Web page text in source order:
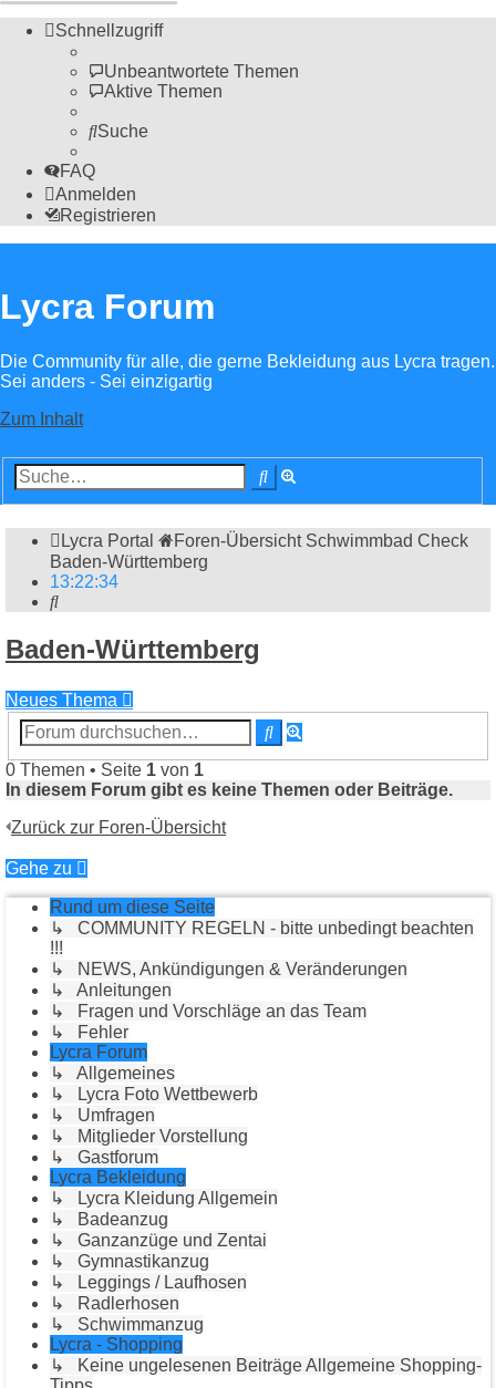
Schnellzugriff
Unbeantwortete Themen
Aktive Themen
Suche
FAQ
Anmelden
Registrieren
Lycra Forum
Die Community für alle, die gerne Bekleidung aus Lycra tragen.
Sei anders - Sei einzigartig
Zum Inhalt
Suche
Lycra Portal Foren-Übersicht Schwimmbad Check
Baden-Württemberg
13:22:35
Suche
Baden-Württemberg
Neues Thema
SucheErweiterte
Suche
0 Themen • Seite 1 von 1
In diesem Forum gibt es keine Themen oder Beiträge.
Zurück zur Foren-Übersicht
Gehe zu
Rund um diese Seite
↳ COMMUNITY REGELN - bitte unbedingt beachten
!!!
↳ NEWS, Ankündigungen & Veränderungen
↳ Anleitungen
↳ Fragen und Vorschläge an das Team
↳ Fehler
Lycra Forum
↳ Allgemeines
↳ Lycra Foto Wettbewerb
↳ Umfragen
↳ Mitglieder Vorstellung
↳ Gastforum
Lycra Bekleidung
↳ Lycra Kleidung Allgemein
↳ Badeanzug
↳ Ganzanzüge und Zentai
↳ Gymnastikanzug
↳ Leggings / Laufhosen
↳ Radlerhosen
↳ Schwimmanzug
Lycra - Shopping
↳ Keine ungelesenen Beiträge Allgemeine Shopping-